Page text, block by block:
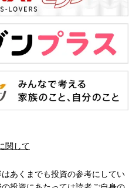
関して
あくまでも投資の参考にしてい